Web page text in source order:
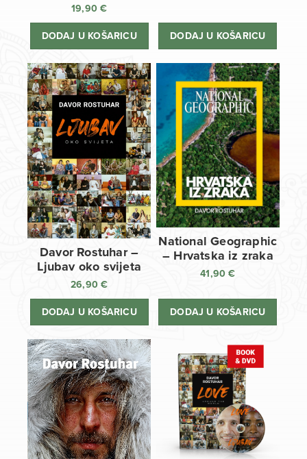
19,90€
DODAJ U KOŠARICU
38,80 €.
34,90 €.
DODAJ U KOŠARICU
Davor Rostuhar –
Ljubav oko svijeta
26,90€
DODAJ U KOŠARICU
National Geographic
– Hrvatska iz zraka
41,90€
DODAJ U KOŠARICU